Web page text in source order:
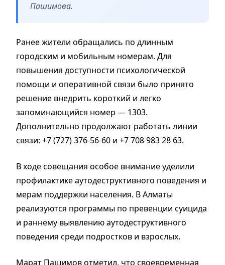
Пашимова.
Ранее жители обращались по длинным
городским и мобильным номерам. Для
повышения доступности психологической
помощи и оперативной связи было принято
решение внедрить короткий и легко
запоминающийся номер — 1303.
Дополнительно продолжают работать линии
связи: +7 (727) 376-56-60 и +7 708 983 28 63.
В ходе совещания особое внимание уделили
профилактике аутодеструктивного поведения и
мерам поддержки населения. В Алматы
реализуются программы по превенции суицида
и раннему выявлению аутодеструктивного
поведения среди подростков и взрослых.
Марат Пашимов отметил, что своевременная